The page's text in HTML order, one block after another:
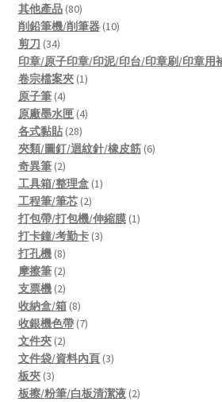
其他產品 8080
products
削鉛筆機/削筆器 1010
剪刀 3434
products
印章/原子印章/印泥/印台/印章刷/印章用
卷宗檔案夾 11
原子筆 44
products
原廠墨水匣 44
各式黏貼 2828
products
夾類/圖釘/迴紋針/橡皮筋 66
奇異筆 22
products
工具箱/整理盒 11
工程筆/筆芯 22
products
打包帶/打包機/伸縮膜 11
打卡鐘/考勤卡 33
打孔機 88
products
摩擦筆 22
products
支票機 22
products
收納盒/箱 88
products
收銀機色帶 77
文件夾 22
products
文件袋/資料內頁 33
板夾 33
products
板擦/粉筆/白板清潔液 22